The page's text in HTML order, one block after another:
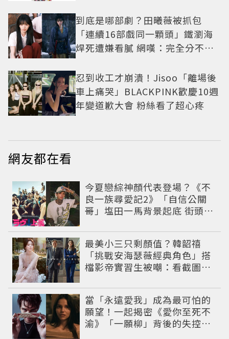
到底是哪部劇？田曦薇被抓包
「連續16部戲同一顆頭」鐵瀏海
焊死遭嫌看膩 網嘆：完全分不出
忍到收工才崩潰！Jisoo「離場後
車上痛哭」BLACKPINK歡慶10週
年變道歉大會 粉絲看了超心疼
網友都在看
今夏戀綜神顏代表登場？《不
良一族尋愛記2》「自信公關
哥」塩田一馬背景起底 街頭辣
最美小三只剩顏值？韓韶禧
「挑戰安海瑟薇經典角色」搭
檔影帝實習生被嘲：看截圖就
當「永遠愛我」成為最可怕的
願望！一起揭密《愛你至死不
渝》「一願柳」背後的失控愛